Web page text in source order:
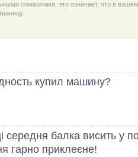
символами, это означает, что в
купил машину?
середня балка висить у
гарно приклеєне!